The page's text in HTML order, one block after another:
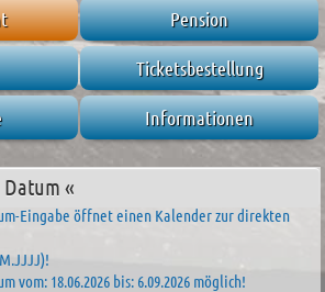
Pension
Ticketsbestellung
Informationen
Datum «
Eingabe öffnet einen Kalender zur direkten
vom: 18.06.2026 bis: 6.09.2026 möglich!